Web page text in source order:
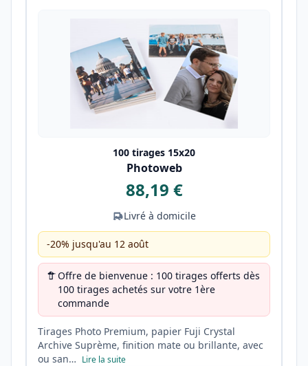
100 tirages 15x20
Photoweb
88,19 €
Livré à domicile
-20% jusqu'au 12 août
Offre de bienvenue : 100 tirages offerts dès
100 tirages achetés sur votre 1ère
commande
Tirages Photo Premium, papier Fuji Crystal
Archive Suprème, finition mate ou brillante, avec
ou san… Lire la suite